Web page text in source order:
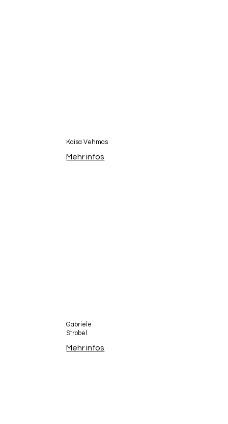
Kaisa Vehmas
Mehr infos
Gabriele
Strobel
Mehr infos